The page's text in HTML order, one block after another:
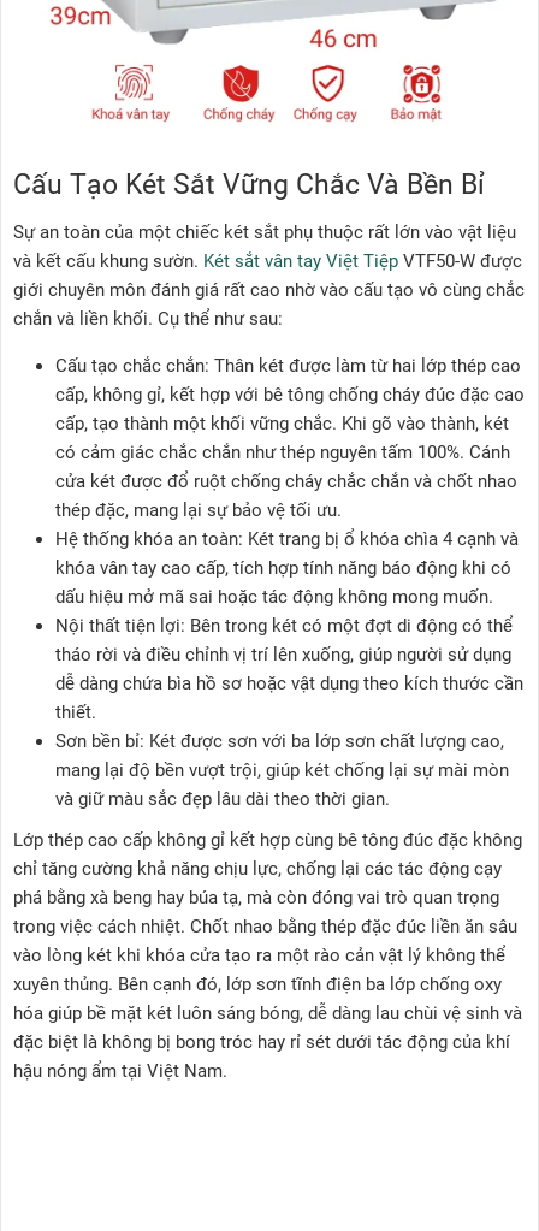
Cấu Tạo Két Sắt Vững Chắc Và Bền Bỉ
Sự an toàn của một chiếc két sắt phụ thuộc rất lớn vào vật liệu
và kết cấu khung sườn. Két sắt vân tay Việt Tiệp VTF50-W được
giới chuyên môn đánh giá rất cao nhờ vào cấu tạo vô cùng chắc
chắn và liền khối. Cụ thể như sau:
Cấu tạo chắc chắn: Thân két được làm từ hai lớp thép cao
cấp, không gỉ, kết hợp với bê tông chống cháy đúc đặc cao
cấp, tạo thành một khối vững chắc. Khi gõ vào thành, két
có cảm giác chắc chắn như thép nguyên tấm 100%. Cánh
cửa két được đổ ruột chống cháy chắc chắn và chốt nhao
thép đặc, mang lại sự bảo vệ tối ưu.
Hệ thống khóa an toàn: Két trang bị ổ khóa chìa 4 cạnh và
khóa vân tay cao cấp, tích hợp tính năng báo động khi có
dấu hiệu mở mã sai hoặc tác động không mong muốn.
Nội thất tiện lợi: Bên trong két có một đợt di động có thể
tháo rời và điều chỉnh vị trí lên xuống, giúp người sử dụng
dễ dàng chứa bìa hồ sơ hoặc vật dụng theo kích thước cần
thiết.
Sơn bền bỉ: Két được sơn với ba lớp sơn chất lượng cao,
mang lại độ bền vượt trội, giúp két chống lại sự mài mòn
và giữ màu sắc đẹp lâu dài theo thời gian.
Lớp thép cao cấp không gỉ kết hợp cùng bê tông đúc đặc không
chỉ tăng cường khả năng chịu lực, chống lại các tác động cạy
phá bằng xà beng hay búa tạ, mà còn đóng vai trò quan trọng
trong việc cách nhiệt. Chốt nhao bằng thép đặc đúc liền ăn sâu
vào lòng két khi khóa cửa tạo ra một rào cản vật lý không thể
xuyên thủng. Bên cạnh đó, lớp sơn tĩnh điện ba lớp chống oxy
hóa giúp bề mặt két luôn sáng bóng, dễ dàng lau chùi vệ sinh và
đặc biệt là không bị bong tróc hay rỉ sét dưới tác động của khí
hậu nóng ẩm tại Việt Nam.